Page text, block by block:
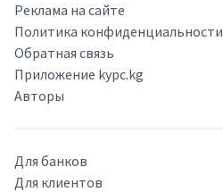
Реклама на сайте
Политика конфиденциальности
Обратная связь
Приложение kypc.kg
Авторы
Для банков
Для клиентов